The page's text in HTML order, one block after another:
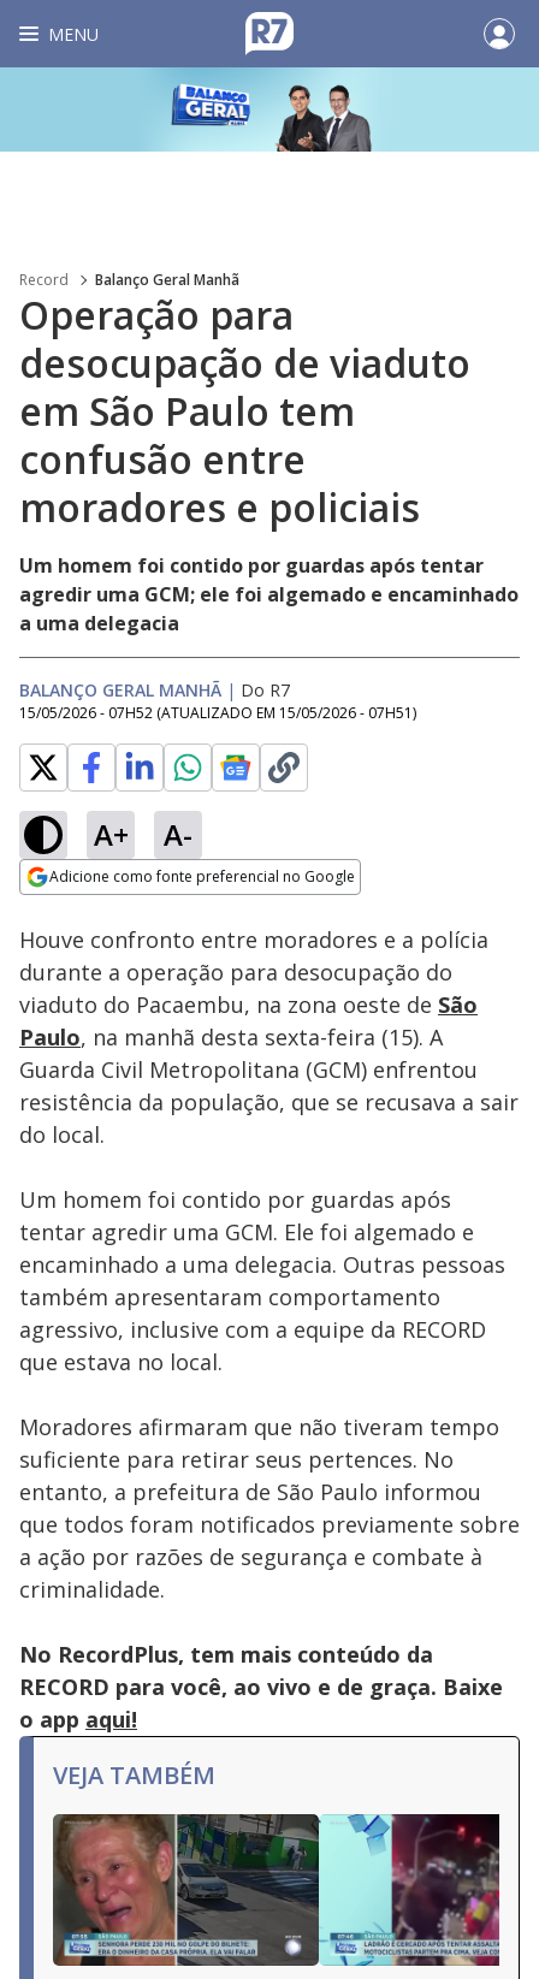
MENU
Record Balanço Geral Manhã
Operação para
desocupação de viaduto
em São Paulo tem
confusão entre
moradores e policiais
Um homem foi contido por guardas após tentar
agredir uma GCM; ele foi algemado e encaminhado
a uma delegacia
BALANÇO GERAL MANHÃ | Do R7
15/05/2026 - 07H52 (ATUALIZADO EM 15/05/2026 - 07H51)
A+ A-
Adicione como fonte preferencial no Google
Ativar
Loaded:
12.12%
Houve confronto entre moradores e a polícia
durante a operação para desocupação do
viaduto do Pacaembu, na zona oeste de São
Paulo, na manhã desta sexta-feira (15). A
Guarda Civil Metropolitana (GCM) enfrentou
resistência da população, que se recusava a sair
do local.
Um homem foi contido por guardas após
tentar agredir uma GCM. Ele foi algemado e
encaminhado a uma delegacia. Outras pessoas
também apresentaram comportamento
agressivo, inclusive com a equipe da RECORD
que estava no local.
Moradores afirmaram que não tiveram tempo
suficiente para retirar seus pertences. No
entanto, a prefeitura de São Paulo informou
que todos foram notificados previamente sobre
a ação por razões de segurança e combate à
criminalidade.
No RecordPlus, tem mais conteúdo da
RECORD para você, ao vivo e de graça. Baixe
o app aqui!
VEJA TAMBÉM